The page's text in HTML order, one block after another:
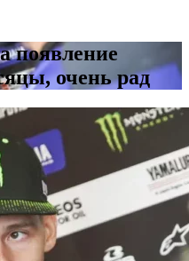
появление
очень рад